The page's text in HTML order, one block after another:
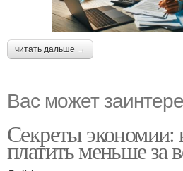
читать дальше →
Вас может
Секреты экономии:
платить меньше за